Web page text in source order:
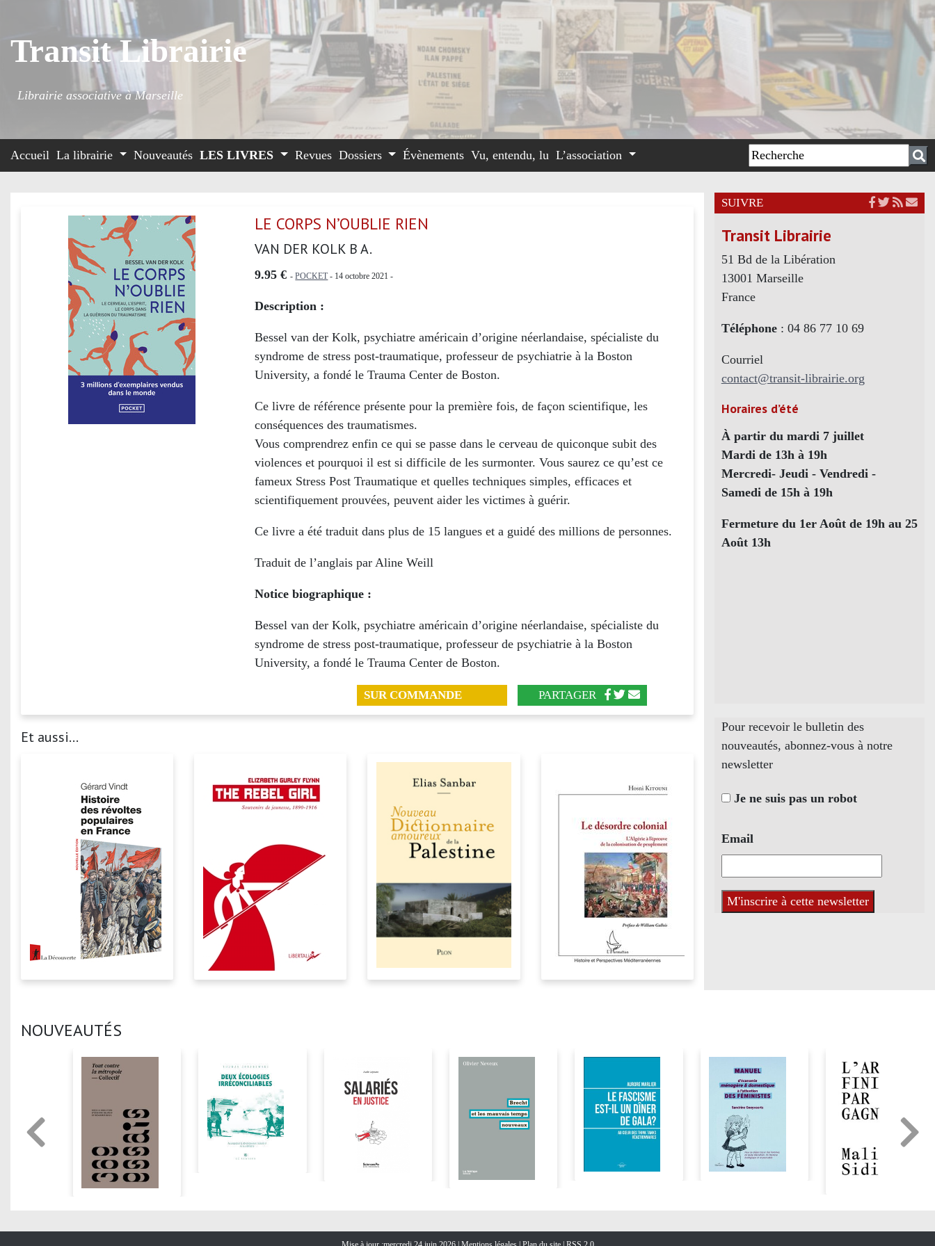
Transit Librairie
Librairie associative à Marseille
Accueil La librairie Nouveautés LES LIVRES Revues Dossiers Évènements Vu, entendu, lu L’association
LE CORPS N’OUBLIE RIEN
VAN DER KOLK B A.
9.95 € -POCKET- 14 octobre 2021 -
Description :
Bessel van der Kolk, psychiatre américain d’origine néerlandaise, spécialiste du
syndrome de stress post-traumatique, professeur de psychiatrie à la Boston
University, a fondé le Trauma Center de Boston.
Ce livre de référence présente pour la première fois, de façon scientifique, les
conséquences des traumatismes.
Vous comprendrez enfin ce qui se passe dans le cerveau de quiconque subit des
violences et pourquoi il est si difficile de les surmonter. Vous saurez ce qu’est ce
fameux Stress Post Traumatique et quelles techniques simples, efficaces et
scientifiquement prouvées, peuvent aider les victimes à guérir.
Ce livre a été traduit dans plus de 15 langues et a guidé des millions de personnes.
Traduit de l’anglais par Aline Weill
Notice biographique :
Bessel van der Kolk, psychiatre américain d’origine néerlandaise, spécialiste du
syndrome de stress post-traumatique, professeur de psychiatrie à la Boston
University, a fondé le Trauma Center de Boston.
SUR COMMANDE PARTAGER
Et aussi...
SUIVRE
Transit Librairie
51 Bd de la Libération
13001 Marseille
France
Téléphone: 04 86 77 10 69
Courriel
contact@transit-librairie.org
Horaires d’été
À partir du mardi 7 juillet
Mardi de 13h à 19h
Mercredi- Jeudi - Vendredi -
Samedi de 15h à 19h
Fermeture du 1er Août de 19h au 25
Août 13h
Pour recevoir le bulletin des
nouveautés, abonnez-vous à notre
newsletter
Je ne suis pas un robot
Email
NOUVEAUTÉS